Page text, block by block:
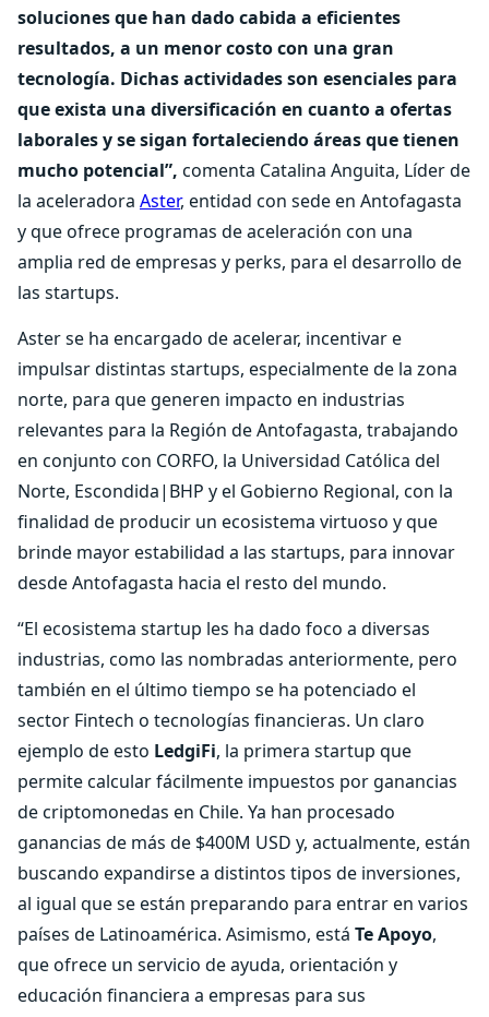
soluciones que han dado cabida a eficientes
resultados, a un menor costo con una gran
tecnología. Dichas actividades son esenciales para
que exista una diversificación en cuanto a ofertas
laborales y se sigan fortaleciendo áreas que tienen
mucho potencial”, comenta Catalina Anguita, Líder de
la aceleradora Aster, entidad con sede en Antofagasta
y que ofrece programas de aceleración con una
amplia red de empresas y perks, para el desarrollo de
las startups.
Aster se ha encargado de acelerar, incentivar e
impulsar distintas startups, especialmente de la zona
norte, para que generen impacto en industrias
relevantes para la Región de Antofagasta, trabajando
en conjunto con CORFO, la Universidad Católica del
Norte, Escondida|BHP y el Gobierno Regional, con la
finalidad de producir un ecosistema virtuoso y que
brinde mayor estabilidad a las startups, para innovar
desde Antofagasta hacia el resto del mundo.
“El ecosistema startup les ha dado foco a diversas
industrias, como las nombradas anteriormente, pero
también en el último tiempo se ha potenciado el
sector Fintech o tecnologías financieras. Un claro
ejemplo de esto LedgiFi, la primera startup que
permite calcular fácilmente impuestos por ganancias
de criptomonedas en Chile. Ya han procesado
ganancias de más de $400M USD y, actualmente, están
buscando expandirse a distintos tipos de inversiones,
al igual que se están preparando para entrar en varios
países de Latinoamérica. Asimismo, está Te Apoyo,
que ofrece un servicio de ayuda, orientación y
educación financiera a empresas para sus